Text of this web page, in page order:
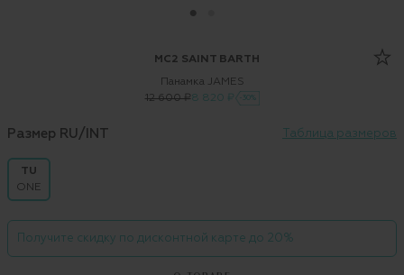
MC2 SAINT BARTH
Панамка JAMES
12 600 ₽8 820 ₽ -30%
Размер RU/INT Таблица размеров
TU
ONE
Получите скидку по дисконтной карте до 20%